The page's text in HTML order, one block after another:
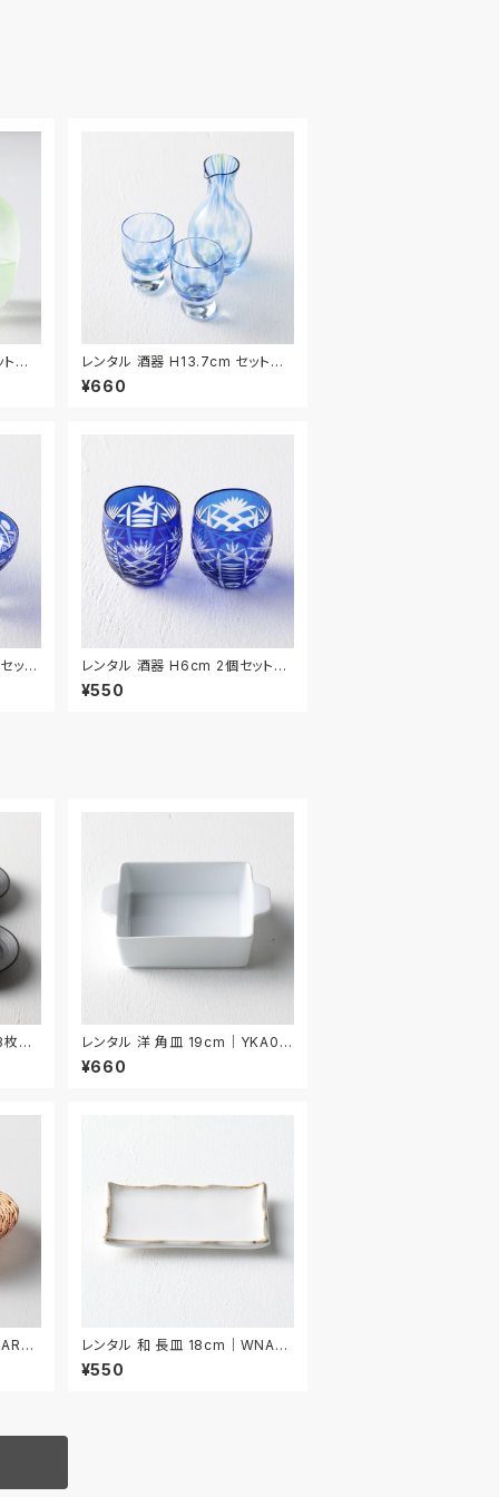
｜S
レンタル 酒器 H13.7cm セット｜
SHU030
¥660
ット
レンタル 酒器 H6cm 2個セット｜
SHU033
¥550
セ
レンタル 洋 角皿 19cm｜YKA01
7
¥660
レンタル 和 長皿 18cm｜WNA02
4
¥550